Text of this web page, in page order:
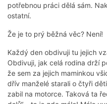
potřebnou práci dělá sám.
ostatní.
Že je to prý běžná věc? Není!
Každý den obdivuji tu jejich
Obdivuji, jak celá rodina drží
že sem za jejich maminkou
dřív manželé starali o čtyři
zabil na motorce. Taková ta